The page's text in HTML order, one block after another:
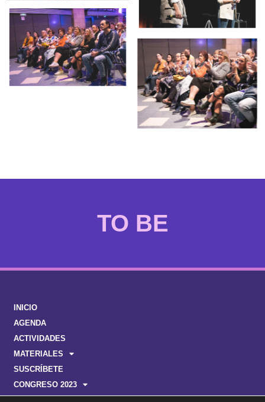
IZAN
INICIO
AGENDA
ACTIVIDADES
MATERIALES
SUSCRÍBETE
CONGRESO 2023